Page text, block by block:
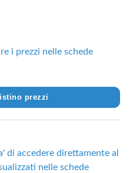
i prezzi nelle schede
prezzi
di accedere direttamente al
nelle schede